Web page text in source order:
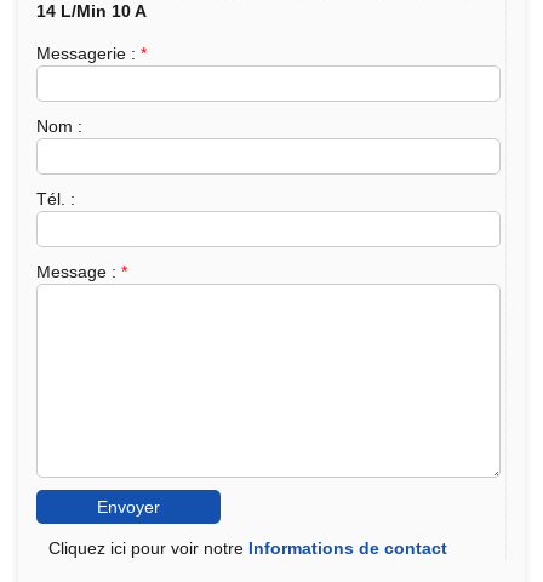
14 L/min 10 A
Messagerie : *
Nom :
Tél. :
Message : *
Cliquez ici pour voir notre Informations de contact